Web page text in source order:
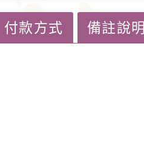
付款方式 備註說明